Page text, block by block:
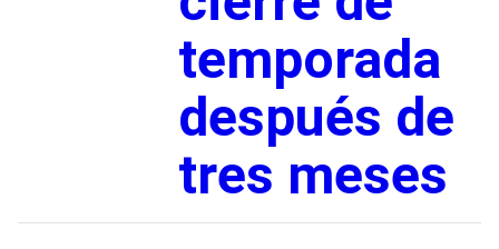
temporada
después de
tres meses